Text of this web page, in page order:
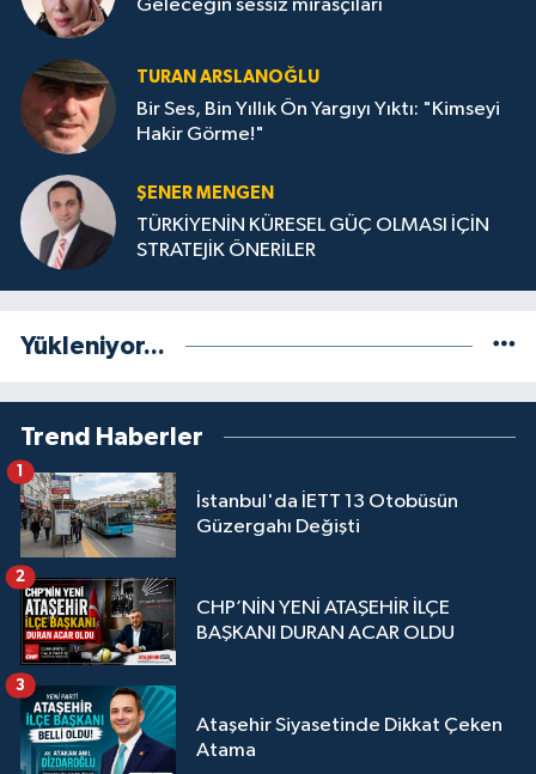
Geleceğin sessiz mirasçıları
TURAN ARSLANOĞLU
Bir Ses, Bin Yıllık Ön Yargıyı Yıktı: "Kimseyi
Hakir Görme!"
ŞENER MENGEN
TÜRKİYENİN KÜRESEL GÜÇ OLMASI İÇİN
STRATEJİK ÖNERİLER
Yükleniyor...
Trend Haberler
İstanbul'da İETT 13 Otobüsün
Güzergahı Değişti
1
CHP’NİN YENİ ATAŞEHİR İLÇE
BAŞKANI DURAN ACAR OLDU
2
Ataşehir Siyasetinde Dikkat Çeken
Atama
3